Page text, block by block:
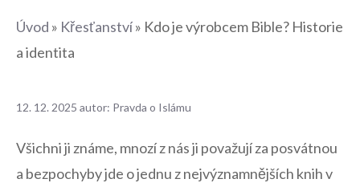
Úvod » Křesťanství» Kdo je výrobcem Bible? Historie
a identita
12. 12. 2025 autor: Pravda o Islámu
Všichni ji ⁣známe, mnozí z nás⁣ ji ​považují za ‍posvátnou
a bezpochyby jde o jednu z nejvýznamnějších ⁤knih v